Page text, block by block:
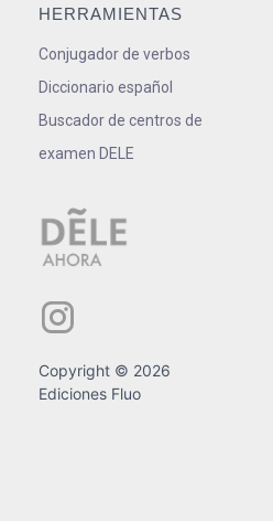
HERRAMIENTAS
Conjugador de verbos
Diccionario español
Buscador de centros de
examen DELE
Copyright © 2026
Ediciones Fluo